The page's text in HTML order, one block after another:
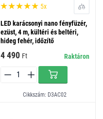
5x
LED karácsonyi nano fényfüzér,
ezüst, 4 m, kültéri és beltéri,
hideg fehér, időzítő
4 490 Ft Raktáron
Cikkszám: D3AC02